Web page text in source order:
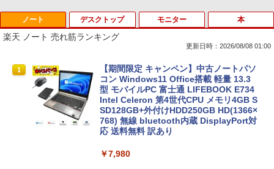
Anker Soundcore P40i オフホワイト
￥7,990
Anker Soundcore P31i ホワイト
￥5,990
BRUCE WAYNE feat. Flo Milli, ATL Jacob
[Explicit]
BRUCE WAYNE feat. Flo Milli, ATL Jacob
[Explicit]
￥250
【Amazon.co.jp限定】 い・ろ・は・す 2L P
ET ラベルレス ×8本
by Amazon 天然水 ラベルレス 500ml ×24本
富士山の天然水 バナジウム含有 水 ミネラル
ウォーター ペットボトル 静岡県産 500ミリリ
ットル (Smart Basic)
￥1,380
薬屋のひとりごと 17巻 (デジタル版ビッグガ
ンガンコミックス)
異世界居酒屋「のぶ」(22) (角川コミックス・
エース)
￥832
ノート
楽天 ノート 売れ筋ランキング
更新日時：2026/08/08 01:00
1
【期間限定 キャンペン】中古ノートパソ
コン Windows11 Office搭載 軽量 13.3
型 モバイルPC 富士通 LIFEBOOK E734
Intel Celeron 第4世代CPU メモリ4GB S
SD128GB+外付けHDD250GB HD(1366×
768) 無線 bluetooth内蔵 DisplayPort対
応 送料無料 訳あり
￥7,980
デスクトップ モニター 本